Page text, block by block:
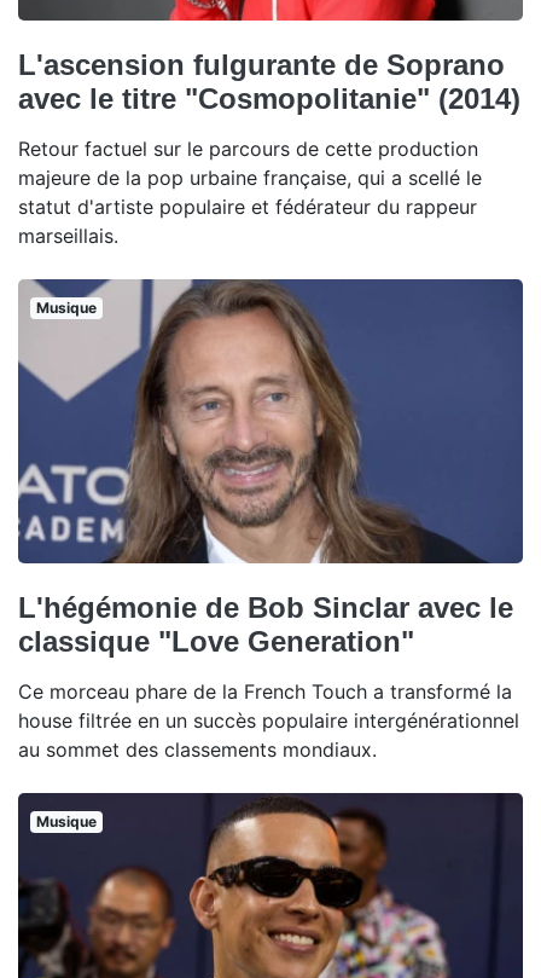
L'ascension fulgurante de Soprano
avec le titre "Cosmopolitanie" (2014)
Retour factuel sur le parcours de cette production
majeure de la pop urbaine française, qui a scellé le
statut d'artiste populaire et fédérateur du rappeur
marseillais.
Musique
L'hégémonie de Bob Sinclar avec le
classique "Love Generation"
Ce morceau phare de la French Touch a transformé la
house filtrée en un succès populaire intergénérationnel
au sommet des classements mondiaux.
Musique